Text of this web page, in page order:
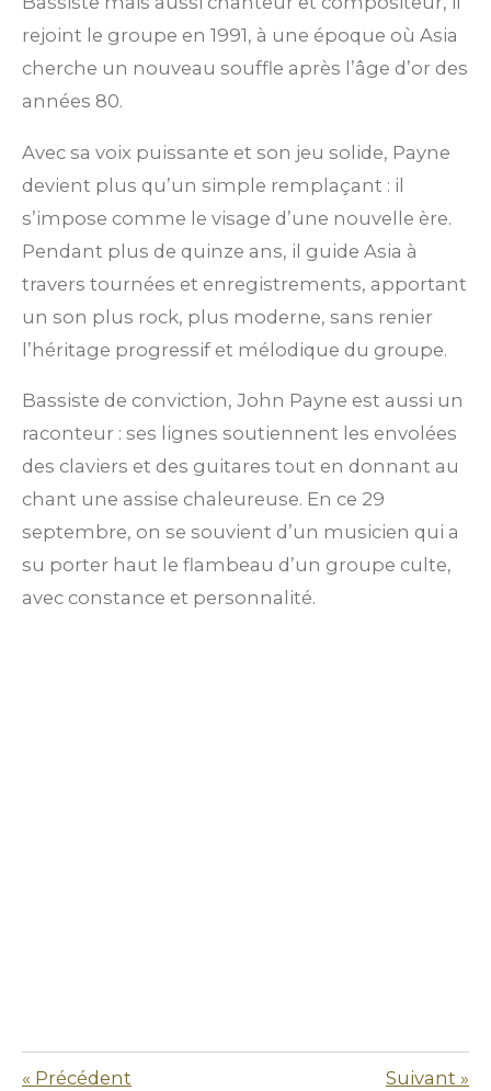
rejoint le groupe en 1991, à une époque où Asia
cherche un nouveau souffle après l’âge d’or des
années 80.
Avec sa voix puissante et son jeu solide, Payne
devient plus qu’un simple remplaçant : il
s’impose comme le visage d’une nouvelle ère.
Pendant plus de quinze ans, il guide Asia à
travers tournées et enregistrements, apportant
un son plus rock, plus moderne, sans renier
l’héritage progressif et mélodique du groupe.
Bassiste de conviction, John Payne est aussi un
raconteur : ses lignes soutiennent les envolées
des claviers et des guitares tout en donnant au
chant une assise chaleureuse. En ce 29
septembre, on se souvient d’un musicien qui a
su porter haut le flambeau d’un groupe culte,
avec constance et personnalité.
« Précédent Suivant »